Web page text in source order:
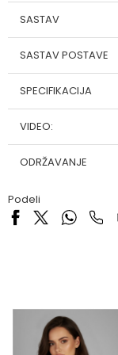
SASTAV
SASTAV POSTAVE
SPECIFIKACIJA
VIDEO:
ODRŽAVANJE
Podeli